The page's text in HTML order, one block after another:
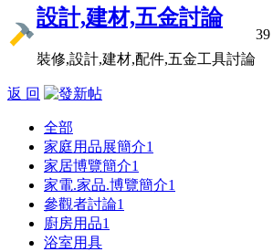
設計,建材,五金討論
裝修,設計,建材,配件,五金工具討論
39
返 回
全部
家庭用品展簡介1
家居博覽簡介1
家電.家品.博覽簡介1
參觀者討論1
廚房用品1
浴室用具